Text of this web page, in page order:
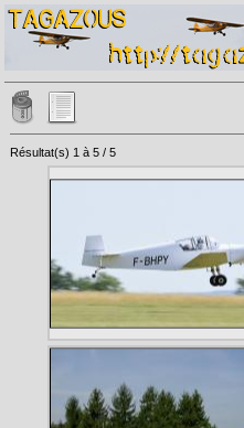
Résultat(s) 1 à 5 / 5